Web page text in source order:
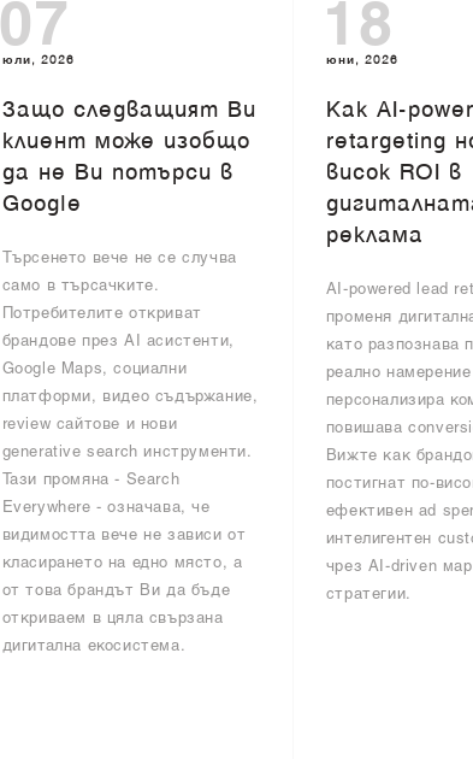
07
юли, 2026
Защо следващият Ви
клиент може изобщо
да не Ви потърси в
Google
Търсенето вече не се случва
само в търсачките.
Потребителите откриват
брандове през AI асистенти,
Google Maps, социални
платформи, видео съдържание,
review сайтове и нови
generative search инструменти.
Тази промяна - Search
Everywhere - означава, че
видимостта вече не зависи от
класирането на едно място, а
от това брандът Ви да бъде
откриваем в цяла свързана
дигитална екосистема.
18
юни, 2026
Как AI-
retargeting
висок ROI в
реклама
AI-powered lead
променя
като разпознава
реално
персонализира
повишава
Вижте как
постигнат по-
ефективен ad
интелигентен
чрез AI-driven
стратегии.